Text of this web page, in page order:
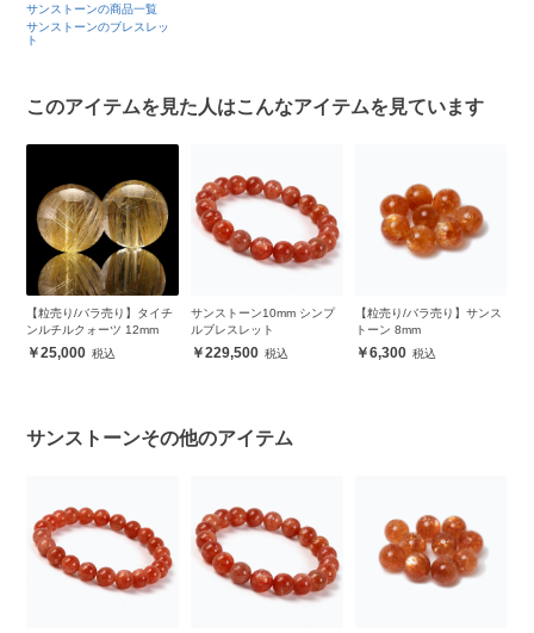
サンストーンの商品一覧
サンストーンのブレスレッ
ト
このアイテムを見た人はこんなアイテムを見ています
【粒売り/バラ売り】タイチ
ンルチルクォーツ 12mm
25,000
サンストーン10mm シンプ
ルブレスレット
229,500
【粒売り/バラ売り】サンス
トーン 8mm
6,300
サンストーンその他のアイテム